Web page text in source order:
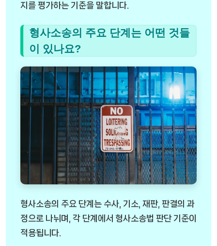
지를 평가하는 기준을 말합니다.
형사소송의 주요 단계는 어떤 것들
이 있나요?
형사소송의 주요 단계는 수사, 기소, 재판, 판결의 과
정으로 나뉘며, 각 단계에서 형사소송법 판단 기준이
적용됩니다.